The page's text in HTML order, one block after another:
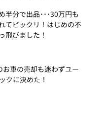
半分で出品･･･30万円も
てビックリ！はじめの不
飛びました！
お車の売却も迷わずユー
クに決めた！